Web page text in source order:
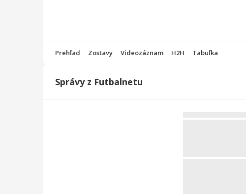
Prehľad Zostavy Videozáznam H2H Tabuľka
Správy z Futbalnetu